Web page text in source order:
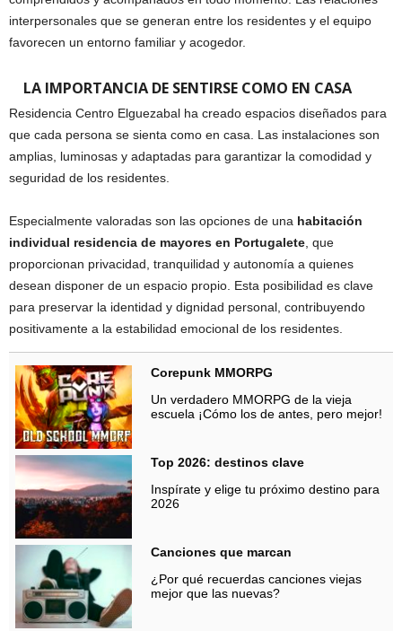
interpersonales que se generan entre los residentes y el equipo
favorecen un entorno familiar y acogedor.
LA IMPORTANCIA DE SENTIRSE COMO EN CASA
Residencia Centro Elguezabal ha creado espacios diseñados para
que cada persona se sienta como en casa. Las instalaciones son
amplias, luminosas y adaptadas para garantizar la comodidad y
seguridad de los residentes.
Especialmente valoradas son las opciones de una habitación
individual residencia de mayores en Portugalete , que
proporcionan privacidad, tranquilidad y autonomía a quienes
desean disponer de un espacio propio. Esta posibilidad es clave
para preservar la identidad y dignidad personal, contribuyendo
positivamente a la estabilidad emocional de los residentes.
Corepunk MMORPG
Un verdadero MMORPG de la vieja
escuela ¡Cómo los de antes, pero mejor!
Top 2026: destinos clave
Inspírate y elige tu próximo destino para
2026
Canciones que marcan
¿Por qué recuerdas canciones viejas
mejor que las nuevas?